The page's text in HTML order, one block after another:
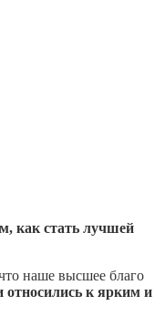
как стать лучшей
наше высшее благо
относились к ярким и